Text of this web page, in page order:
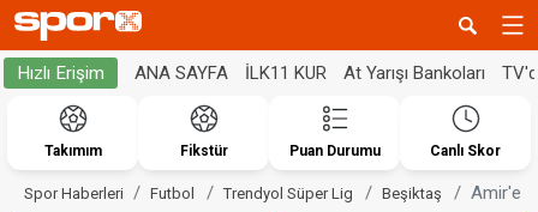
Hızlı Erişim ANA SAYFA İLK11 KUR At Yarışı Bankoları
Takımım Fikstür Puan Durumu Canlı Skor
Spor Haberleri Futbol Trendyol Süper Lig Beşiktaş Amir'e